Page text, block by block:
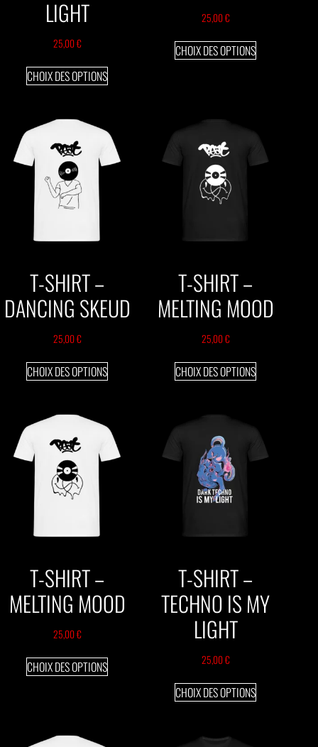
LIGHT
25,00€
CHOIX DES OPTIONS
25,00€
CHOIX DES OPTIONS
T-SHIRT –
DANCING SKEUD
25,00€
CHOIX DES OPTIONS
T-SHIRT –
MELTING MOOD
25,00€
CHOIX DES OPTIONS
T-SHIRT –
MELTING MOOD
25,00€
CHOIX DES OPTIONS
T-SHIRT –
TECHNO IS MY
LIGHT
25,00€
CHOIX DES OPTIONS